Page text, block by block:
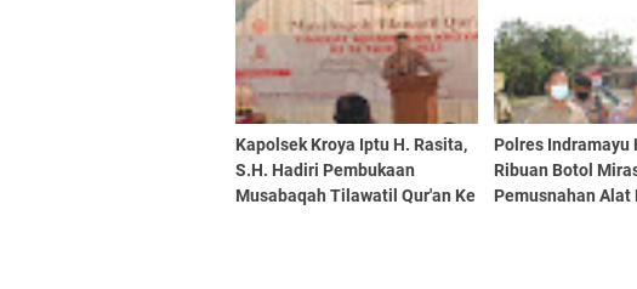
Kapolsek Kroya Iptu H. Rasita,
S.H. Hadiri Pembukaan
Musabaqah Tilawatil Qur'an Ke
Polres Indramayu
Ribuan Botol
Pemusnahan Alat